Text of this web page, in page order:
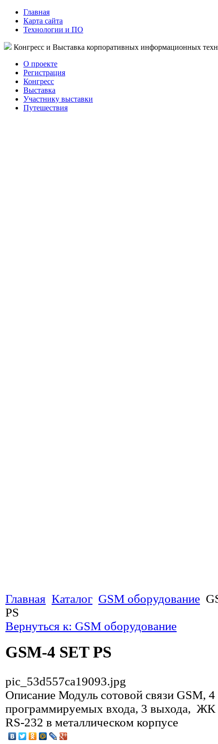
Главная
Карта сайта
Технологии и ПО
Конгресс и Выставка корпоративных информационных
О проекте
Регистрация
Конгресс
Выставка
Участнику выставки
Путешествия
Главная Каталог GSM оборудование
PS
Вернуться к: GSM оборудование
GSM-4 SET PS
pic_53d557ca19093.jpg
Описание Модуль сотовой связи GSM, 4
программируемых входа, 3 выхода, ЖК
RS-232 в металлическом корпусе